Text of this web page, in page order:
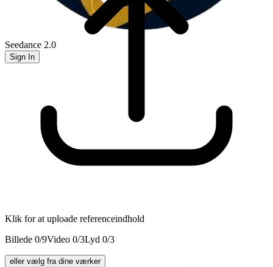
Seedance 2.0
Sign In
Klik for at uploade referenceindhold
Billede 0/9Video 0/3Lyd 0/3
eller vælg fra dine værker